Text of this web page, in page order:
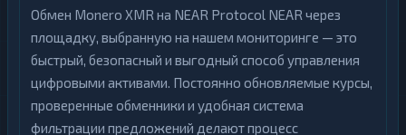
Обмен Monero XMR на NEAR Protocol NEAR через
площадку, выбранную на нашем мониторинге — это
быстрый, безопасный и выгодный способ управления
цифровыми активами. Постоянно обновляемые курсы,
проверенные обменники и удобная система
фильтрации предложений делают процесс